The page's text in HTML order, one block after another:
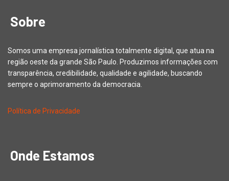
Sobre
Somos uma empresa jornalística totalmente digital, que atua na
região oeste da grande São Paulo. Produzimos informações com
transparência, credibilidade, qualidade e agilidade, buscando
sempre o aprimoramento da democracia.
Política de Privacidade
Onde Estamos